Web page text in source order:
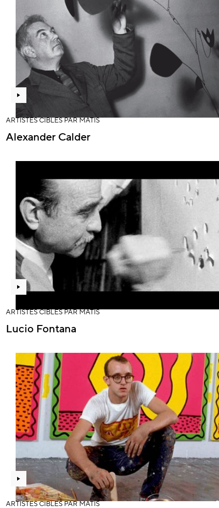
ARTISTES CIBLÉS PAR MATIS
Alexander Calder
ARTISTES CIBLÉS PAR MATIS
Lucio Fontana
ARTISTES CIBLÉS PAR MATIS